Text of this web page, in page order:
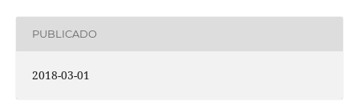
PUBLICADO
2018-03-01